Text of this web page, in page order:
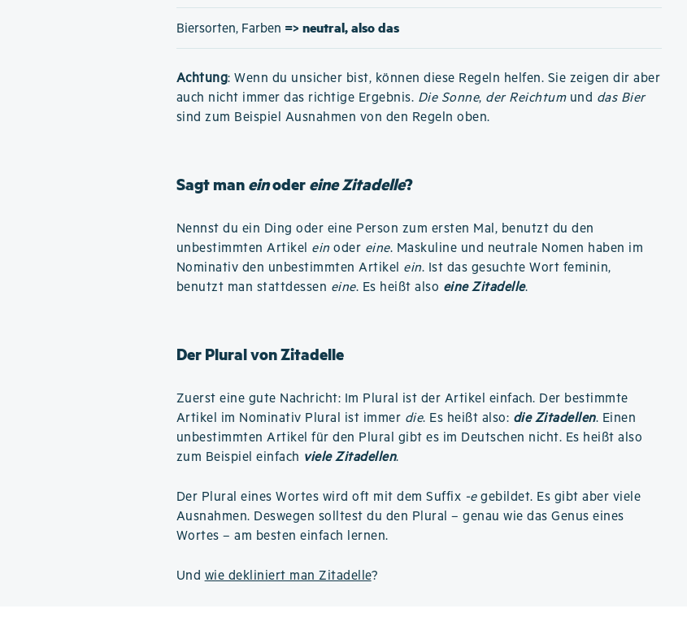
Biersorten, Farben => neutral, also das
Achtung: Wenn du unsicher bist, können diese Regeln helfen. Sie zeigen dir aber
auch nicht immer das richtige Ergebnis. Die Sonne, der Reichtumund das Bier
sind zum Beispiel Ausnahmen von den Regeln oben.
Sagt maneinodereine Zitadelle?
Nennst du ein Ding oder eine Person zum ersten Mal, benutzt du den
unbestimmten Artikel ein oder eine. Maskuline und neutrale Nomen haben im
Nominativ den unbestimmten Artikel ein. Ist das gesuchte Wort feminin,
benutzt man stattdessen eine. Es heißt also eine Zitadelle.
Der Plural von Zitadelle
Zuerst eine gute Nachricht: Im Plural ist der Artikel einfach. Der bestimmte
Artikel im Nominativ Plural ist immer die. Es heißt also: die Zitadellen. Einen
unbestimmten Artikel für den Plural gibt es im Deutschen nicht. Es heißt also
zum Beispiel einfach viele Zitadellen.
Der Plural eines Wortes wird oft mit dem Suffix -egebildet. Es gibt aber viele
Ausnahmen. Deswegen solltest du den Plural – genau wie das Genus eines
Wortes – am besten einfach lernen.
Und wie dekliniert man Zitadelle?